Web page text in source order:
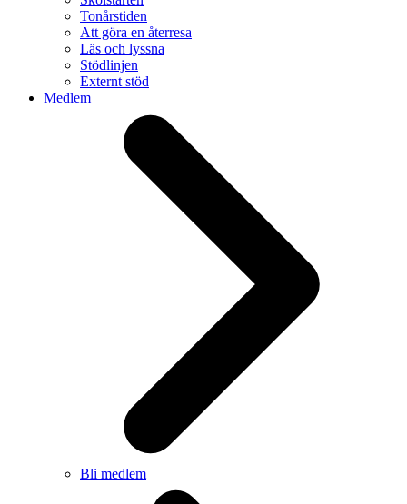
Tonårstiden
Att göra en återresa
Läs och lyssna
Stödlinjen
Externt stöd
Medlem
Bli medlem